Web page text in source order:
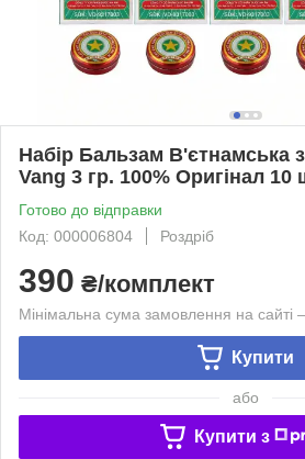
Набір Бальзам В'єтнамська
Vang 3 гр. 100% Оригінал 10
Готово до відправки
Код: 000006804
Роздріб
390 ₴/комплект
Мінімальна сума замовлення на сайті
Купити
або
Купити з